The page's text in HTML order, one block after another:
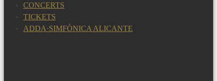
CONCERTS
TICKETS
ADDA·SIMFÒNICA ALICANTE